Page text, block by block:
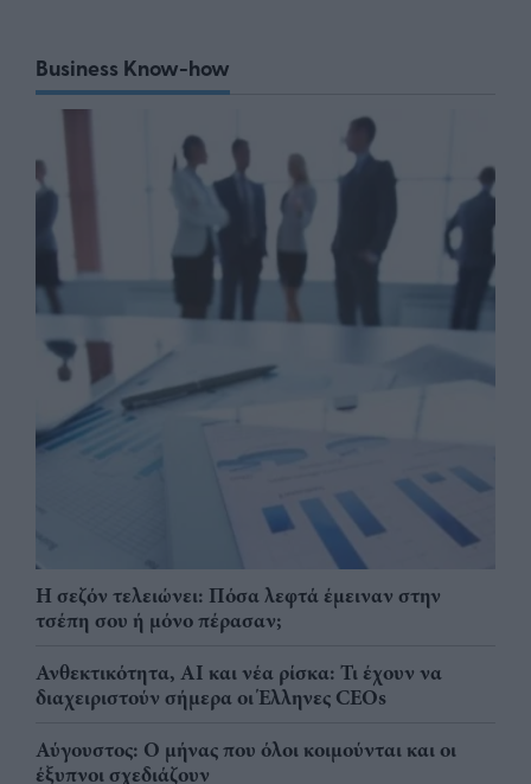
Business Know-how
Η σεζόν τελειώνει: Πόσα λεφτά έμειναν στην
τσέπη σου ή μόνο πέρασαν;
Ανθεκτικότητα, AI και νέα ρίσκα: Τι έχουν να
διαχειριστούν σήμερα οι Έλληνες CEOs
Αύγουστος: Ο μήνας που όλοι κοιμούνται και οι
έξυπνοι σχεδιάζουν